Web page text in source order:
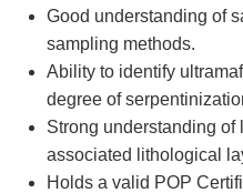
Good understanding of
sampling methods.
Ability to identify
degree of
Strong understanding of
associated lithological
Holds a valid POP